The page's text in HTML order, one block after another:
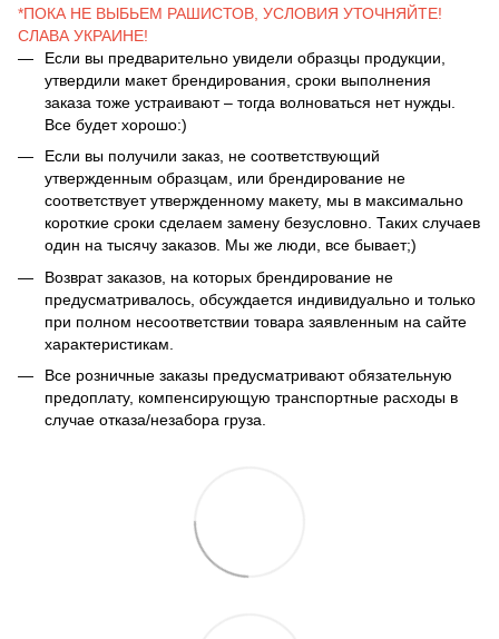
*ПОКА НЕ ВЫБЬЕМ РАШИСТОВ, УСЛОВИЯ УТОЧНЯЙТЕ!
СЛАВА УКРАИНЕ!
Если вы предварительно увидели образцы продукции,
утвердили макет брендирования, сроки выполнения
заказа тоже устраивают – тогда волноваться нет нужды.
Все будет хорошо:)
Если вы получили заказ, не соответствующий
утвержденным образцам, или брендирование не
соответствует утвержденному макету, мы в максимально
короткие сроки сделаем замену безусловно. Таких случаев
один на тысячу заказов. Мы же люди, все бывает;)
Возврат заказов, на которых брендирование не
предусматривалось, обсуждается индивидуально и только
при полном несоответствии товара заявленным на сайте
характеристикам.
Все розничные заказы предусматривают обязательную
предоплату, компенсирующую транспортные расходы в
случае отказа/незабора груза.